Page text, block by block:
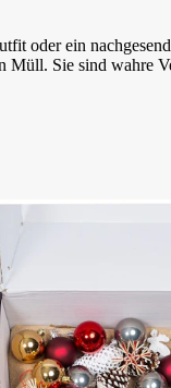
oder ein
Sie sind wahre